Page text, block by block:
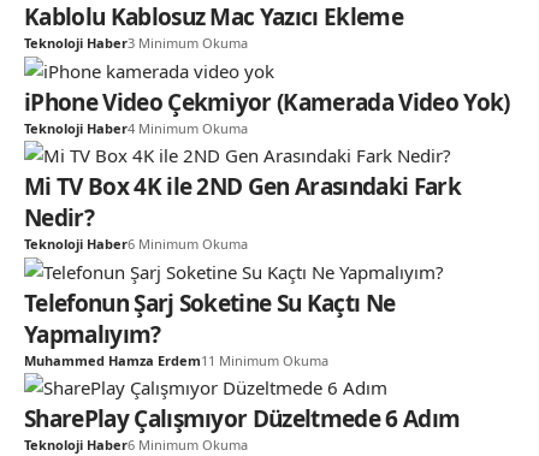
Kablolu Kablosuz Mac Yazıcı Ekleme
Teknoloji Haber3 Minimum Okuma
iPhone Video Çekmiyor (Kamerada Video Yok)
Teknoloji Haber4 Minimum Okuma
Mi TV Box 4K ile 2ND Gen Arasındaki Fark
Nedir?
Teknoloji Haber6 Minimum Okuma
Telefonun Şarj Soketine Su Kaçtı Ne
Yapmalıyım?
Muhammed Hamza Erdem11 Minimum Okuma
SharePlay Çalışmıyor Düzeltmede 6 Adım
Teknoloji Haber6 Minimum Okuma